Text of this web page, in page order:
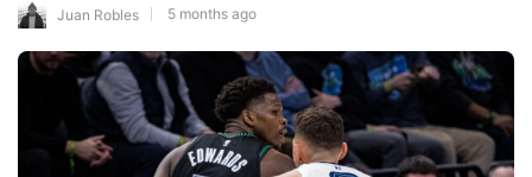
Juan Robles 5 months ago